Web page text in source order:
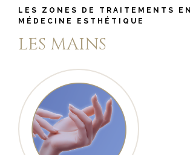
LES ZONES DE TRAITEMENTS EN
MÉDECINE ESTHÉTIQUE
LES MAINS